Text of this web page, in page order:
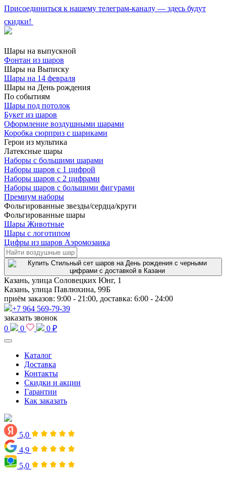
Присоединиться к нашему телеграм-каналу — здесь будут
скидки!
Шары на выпускной
Фонтан из шаров
Шары на Выписку
Шары на 14 февраля
Шары на День рождения
По событиям
Шары под потолок
Букет из шаров
Оформление воздушными шарами
Коробка сюрприз с шариками
Герои из мультика
Латексные шары
Наборы с большими шарами
Наборы шаров с 1 цифрой
Наборы шаров с 2 цифрами
Наборы шаров с большими фигурами
Премиум наборы
Фольгированные звезды/сердца/круги
Фольгированные шары
Шары Животные
Шары с логотипом
Цифры из шаров Аэромозаика
Казань, улица Соловецких Юнг, 1
Казань, улица Павлюхина, 99Б
приём заказов: 9:00 - 21:00, доставка: 6:00 - 24:00
+7 964 569-79-39
заказать звонок
0
0 0 ₽
Каталог
Доставка
Контакты
Скидки и акции
Гарантии
Как заказать
5,0
4,9
5,0